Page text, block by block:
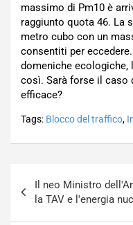
massimo di Pm10 è
raggiunto quota 46. La
metro cubo con un
consentiti per
domeniche ecologiche,
così. Sarà forse il caso
efficace?
Tags: Blocco del traffico,
articoli
Il neo Ministro
la TAV e l'energia